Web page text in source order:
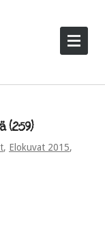
(2:59)
, Elokuvat 2015,